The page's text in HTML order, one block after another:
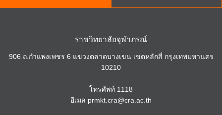
ราชวิทยาลัยจุฬาภรณ์
906 ถ.กำแพงเพชร 6 แขวงตลาดบางเขน เขตหลักสี่ กรุงเทพมหานคร
10210
โทรศัพท์ 1118
อีเมล prmkt.cra@cra.ac.th